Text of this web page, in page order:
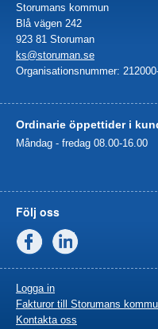
Storumans kommun
Blå vägen 242
923 81 Storuman
ks@storuman.se
Organisationsnummer:
Ordinarie öppettider i
Måndag - fredag 08.00-16.00
Följ oss
Facebook
Logga in
Fakturor till Storumans
Kontakta oss